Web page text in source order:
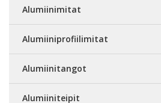
Alumiinimitat
Alumiiniprofiilimitat
Alumiinitangot
Alumiiniteipit